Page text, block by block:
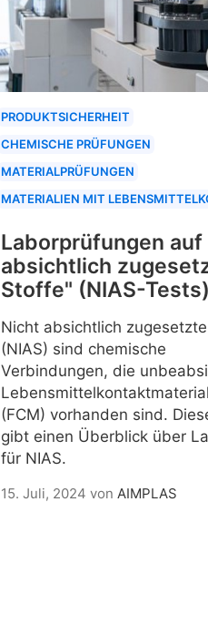
PRODUKTSICHERHEIT
CHEMISCHE PRÜFUNGEN
MATERIALPRÜFUNGEN
MATERIALIEN MIT
Laborprüfungen
absichtlich
Stoffe" (NIAS-Tests)
Nicht absichtlich
(NIAS) sind chemische
Verbindungen, die
(FCM) vorhanden sind.
gibt einen Überblick über
für NIAS.
15. Juli, 2024 von AIMPLAS